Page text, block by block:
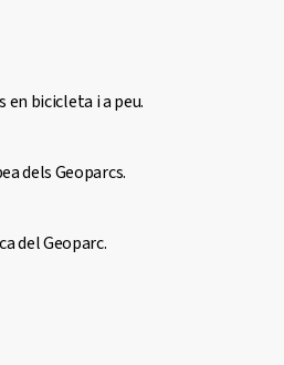
en bicicleta i a peu.
dels Geoparcs.
del Geoparc.